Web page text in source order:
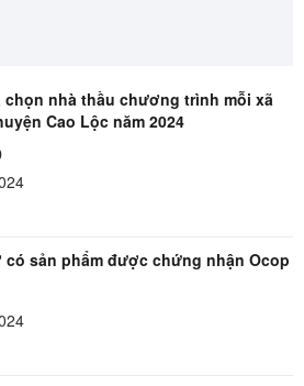
chọn nhà thầu chương trình mỗi xã
Cao Lộc năm 2024
có sản phẩm được chứng nhận Ocop